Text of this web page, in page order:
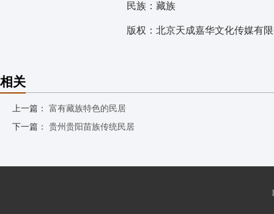
民族：藏族
版权：北京天成嘉华文化传媒有限
相关
上一篇： 富有藏族特色的民居
下一篇： 贵州贵阳苗族传统民居